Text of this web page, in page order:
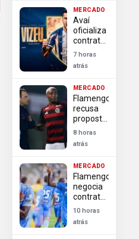
alternativas
para
reforçar
ataque
no
mercado
MERCADO
Avaí
oficializa
contratação
do
atacante
Felipe
para
disputa
da Série
B
7 horas
atrás
MERCADO
Flamengo
recusa
proposta
do
Granada
por
classifica
oferta
como
desrespeitosa
8 horas
atrás
MERCADO
Flamengo
negocia
contratação
de Luiz
Henrique
driblador
10 horas
atrás